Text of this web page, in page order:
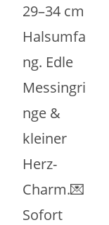
29–34 cm
Halsumfa
ng. Edle
Messingri
nge &
kleiner
Herz-
Charm.💌
Sofort